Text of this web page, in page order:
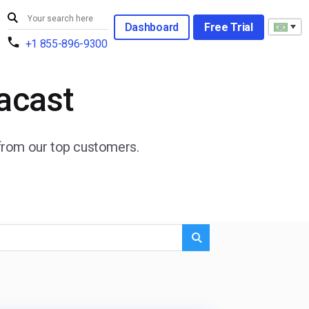
+1 855-896-9300
Dashboard Free Trial
our top customers.